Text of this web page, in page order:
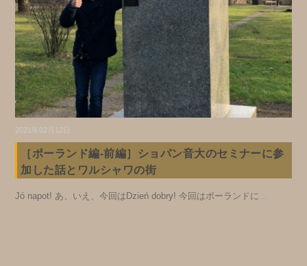
2021年02月12日
［ポーランド編-前編］ショパン音大のセミナーに参
加した話とワルシャワの街
Jó napot! あ、いえ、今回はDzień dobry! 今回はポーランドに